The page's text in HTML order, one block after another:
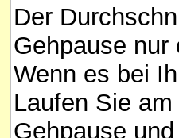
Der
Gehpause nur
Wenn es bei
Laufen Sie
Gehpause